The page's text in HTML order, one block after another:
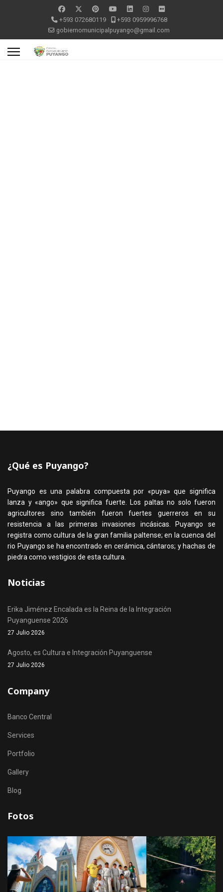
+593 072680119
+593 0959996768
gobiernomunicipalpuyango@gmail.com
¿Qué es Puyango?
Puyango es una palabra compuesta por «puya» que significa
lanza y «ango» que significa fuerte. Los paltas no solo fueron
agricultores sino también fueron fuertes guerreros en su
resistencia a las primeras invasiones incásicas. Puyango se
registra como cultura de la gran familia paltense; en la cuenca del
rio Puyango se ha encontrado en cerámica, cántaros; y hachas de
piedra como vestigios de esta cultura.
Noticias
Erika Jiménez Encalada es la Reina de la Integración
Puyanguense 2026
27 Julio 2026
Agosto, es Cultura e Integración Puyanguense
27 Julio 2026
Company
Banco Central
Services
Portfolio
Gallery
Blog
Fotos